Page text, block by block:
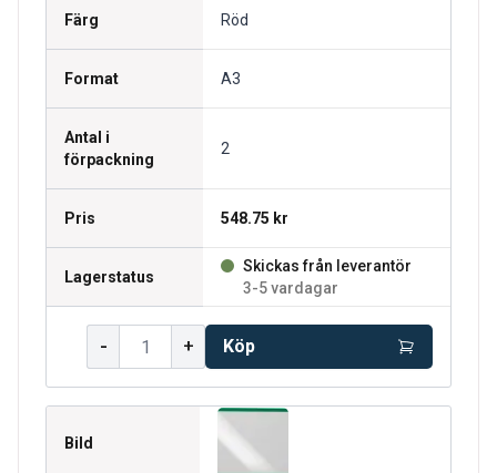
Färg Röd
Format A3
Antal i
förpackning
2
Pris 548.75 kr
Lagerstatus
Skickas från leverantör
3-5 vardagar
- + Köp
Bild